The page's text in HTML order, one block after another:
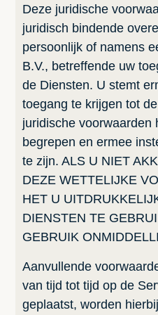
Deze juridische
juridisch bindende
persoonlijk of namens
B.V., betreffende uw
de Diensten. U stemt
toegang te krijgen tot
juridische voorwaarden
begrepen en ermee
te zijn. ALS U NIET
DEZE WETTELIJKE
HET U
DIENSTEN TE
GEBRUIK
Aanvullende
van tijd tot tijd op de
geplaatst, worden